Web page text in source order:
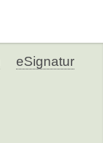
eSignatur